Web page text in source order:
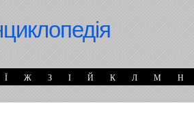
Ї Ж З І Й К Л М Н